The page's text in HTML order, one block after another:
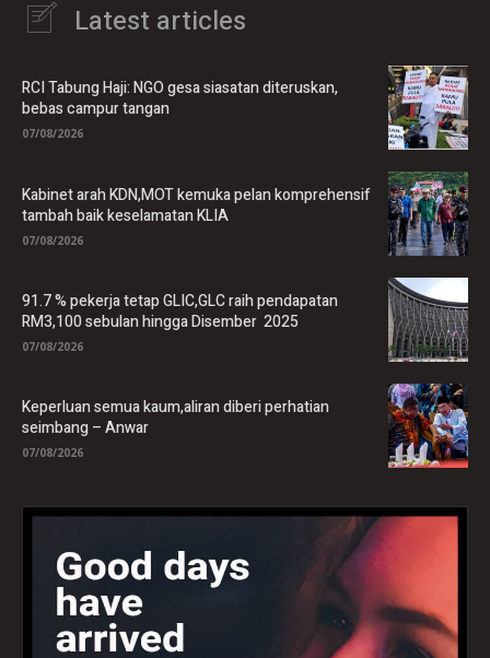
Latest articles
RCI Tabung Haji: NGO gesa siasatan diteruskan,
bebas campur tangan
07/08/2026
Kabinet arah KDN,MOT kemuka pelan komprehensif
tambah baik keselamatan KLIA
07/08/2026
91.7 % pekerja tetap GLIC,GLC raih pendapatan
RM3,100 sebulan hingga Disember 2025
07/08/2026
Keperluan semua kaum,aliran diberi perhatian
seimbang – Anwar
07/08/2026